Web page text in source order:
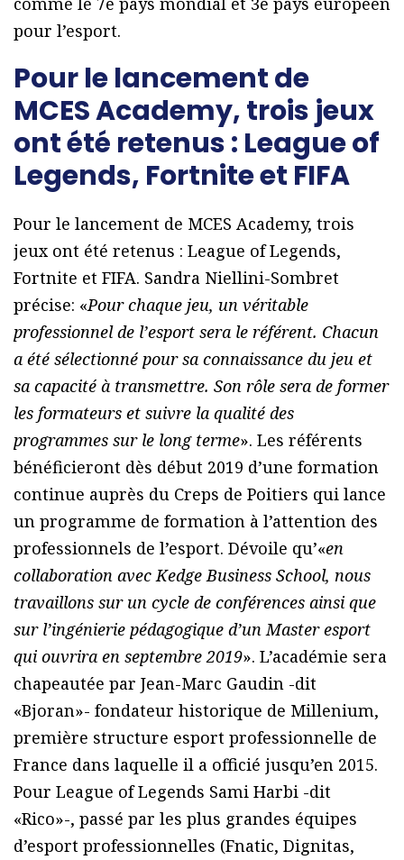
pour l’esport.
Pour le lancement de
MCES Academy, trois jeux
ont été retenus : League of
Legends, Fortnite et FIFA
Pour le lancement de MCES Academy, trois
jeux ont été retenus : League of Legends,
Fortnite et FIFA. Sandra Niellini-Sombret
précise: «Pour chaque jeu, un véritable
professionnel de l’esport sera le référent. Chacun
a été sélectionné pour sa connaissance du jeu et
sa capacité à transmettre. Son rôle sera de former
les formateurs et suivre la qualité des
programmes sur le long terme». Les référents
bénéficieront dès début 2019 d’une formation
continue auprès du Creps de Poitiers qui lance
un programme de formation à l’attention des
professionnels de l’esport. Dévoile qu’«en
collaboration avec Kedge Business School, nous
travaillons sur un cycle de conférences ainsi que
sur l’ingénierie pédagogique d’un Master esport
qui ouvrira en septembre 2019». L’académie sera
chapeautée par Jean-Marc Gaudin -dit
«Bjoran»- fondateur historique de Millenium,
première structure esport professionnelle de
France dans laquelle il a officié jusqu’en 2015.
Pour League of Legends Sami Harbi -dit
«Rico»-, passé par les plus grandes équipes
d’esport professionnelles (Fnatic, Dignitas,